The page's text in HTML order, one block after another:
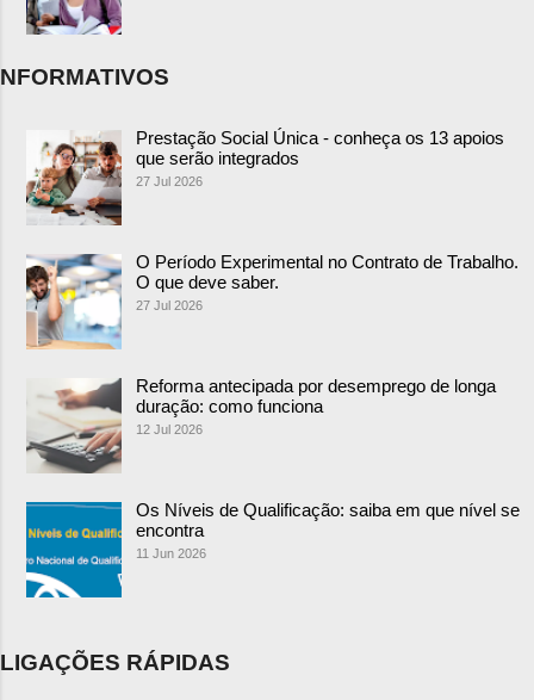
NFORMATIVOS
Prestação Social Única - conheça os 13 apoios
que serão integrados
27 Jul 2026
O Período Experimental no Contrato de Trabalho.
O que deve saber.
27 Jul 2026
Reforma antecipada por desemprego de longa
duração: como funciona
12 Jul 2026
Os Níveis de Qualificação: saiba em que nível se
encontra
11 Jun 2026
LIGAÇÕES RÁPIDAS